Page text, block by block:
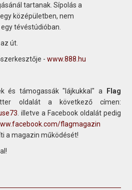
tartanak. Sípolás a
középületben, nem
tévéstúdióban.
út.
-www.888.hu
és támogassák "lájkukkal" a
Flag
oldalát a következő címen:
. illetve a Facebook oldalát pedig
flagmagazin
a magazin működését!